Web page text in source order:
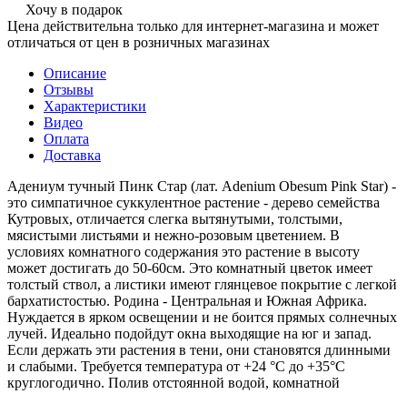
Хочу в подарок
Цена действительна только для интернет-магазина и может
отличаться от цен в розничных магазинах
Описание
Отзывы
Характеристики
Видео
Оплата
Доставка
Адениум тучный Пинк Стар (лат. Adenium Obesum Pink Star) -
это симпатичное суккулентное растение - дерево семейства
Кутровых, отличается слегка вытянутыми, толстыми,
мясистыми листьями и нежно-розовым цветением. В
условиях комнатного содержания это растение в высоту
может достигать до 50-60см. Это комнатный цветок имеет
толстый ствол, а листики имеют глянцевое покрытие с легкой
бархатистостью. Родина - Центральная и Южная Африка.
Нуждается в ярком освещении и не боится прямых солнечных
лучей. Идеально подойдут окна выходящие на юг и запад.
Если держать эти растения в тени, они становятся длинными
и слабыми. Требуется температура от +24 °С до +35°С
круглогодично. Полив отстоянной водой, комнатной